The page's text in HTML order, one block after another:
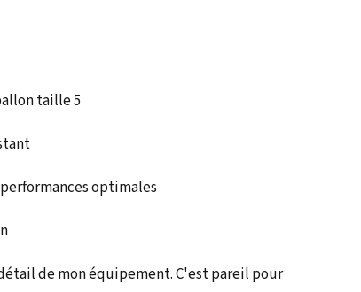
taille 5
optimales
de mon équipement. C'est pareil pour